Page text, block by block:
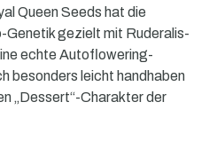
Queen Seeds hat die
Genetik gezielt mit Ruderalis-
echte Autoflowering-
besonders leicht handhaben
„Dessert“-Charakter der